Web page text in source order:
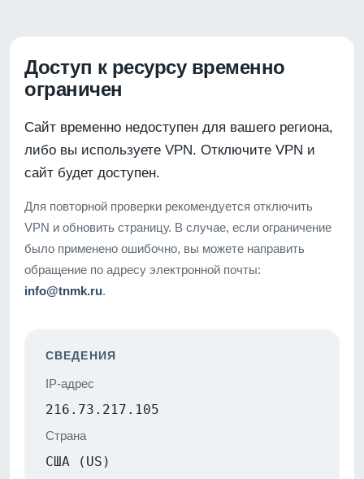
Доступ к ресурсу временно
ограничен
Сайт временно недоступен для вашего региона,
либо вы используете VPN. Отключите VPN и
сайт будет доступен.
Для повторной проверки рекомендуется отключить
VPN и обновить страницу. В случае, если ограничение
было применено ошибочно, вы можете направить
обращение по адресу электронной почты:
info@tnmk.ru.
СВЕДЕНИЯ
IP-адрес
216.73.217.105
Страна
США (US)